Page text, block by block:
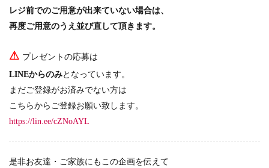
レジ前でのご用意が出来ていない場合は、
再度ご用意のうえ並び直して頂きます。
⚠ プレゼントの応募は
LINEからのみとなっています。
まだご登録がお済みでない方は
こちらからご登録お願い致します。
https://lin.ee/cZNoAYL
是非お友達・ご家族にもこの企画を伝えて